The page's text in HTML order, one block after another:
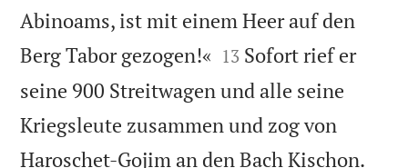
Abinoams, ist mit einem Heer auf den
Berg Tabor gezogen!« 

13 Sofort rief er
seine 900 Streitwagen und alle seine
Kriegsleute zusammen und zog von
Haroschet-Gojim an den Bach Kischon.